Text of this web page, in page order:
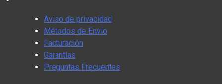
Aviso de privacidad
Métodos de Envío
Facturación
Garantías
Preguntas Frecuentes